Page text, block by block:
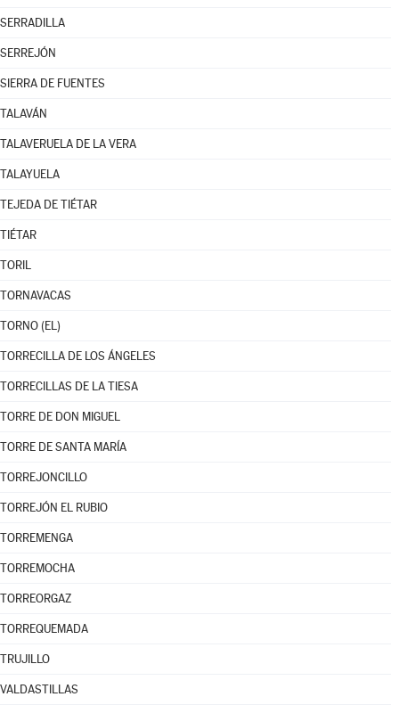
SERRADILLA
SERREJÓN
SIERRA DE FUENTES
TALAVÁN
TALAVERUELA DE LA VERA
TALAYUELA
TEJEDA DE TIÉTAR
TIÉTAR
TORIL
TORNAVACAS
TORNO (EL)
TORRECILLA DE LOS ÁNGELES
TORRECILLAS DE LA TIESA
TORRE DE DON MIGUEL
TORRE DE SANTA MARÍA
TORREJONCILLO
TORREJÓN EL RUBIO
TORREMENGA
TORREMOCHA
TORREORGAZ
TORREQUEMADA
TRUJILLO
VALDASTILLAS